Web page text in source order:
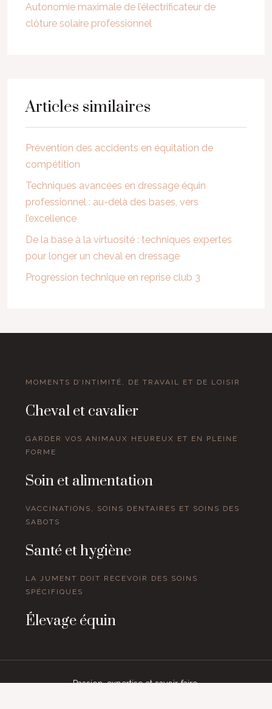
Autonomie maximale de l’électrificateur de
clôture solaire professionnel
Articles similaires
Prévention des accidents en équitation de
compétition
Techniques avancées en dressage équin
professionnel : au-delà des bases, vers
l’excellence
De la base à la virtuosité : techniques expertes
pour longer un cheval en dressage
Progression technique en reprise club 3
MOMENTS D’INTIMITÉ, DE TRAVAIL ET DE LOISIR
Cheval et cavalier
GARDER VOS ANIMAUX HEUREUX ET EN PLEINE
FORME
Soin et alimentation
VACCINATIONS, SOINS DENTAIRES ET SOINS DES
SABOTS
Santé et hygiène
LA JUMENT DOIT RECEVOIR DES SOINS
SPÉCIFIQUES
Élevage équin
Passion, expertise et savoir-faire.